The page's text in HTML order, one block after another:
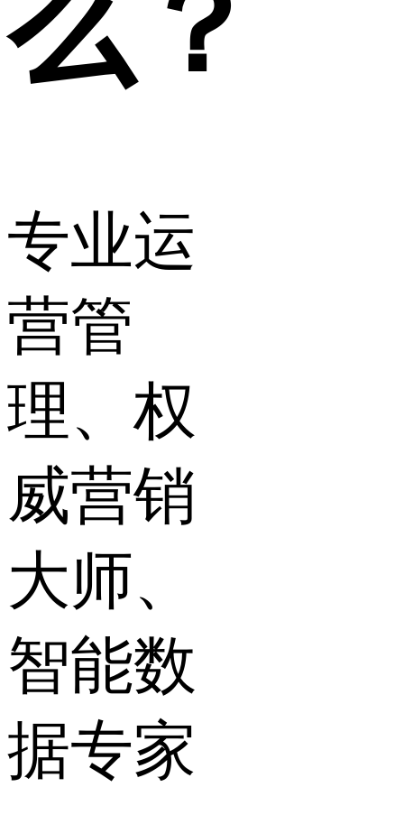
么？
专业运
营管
理、权
威营销
大师、
智能数
据专家